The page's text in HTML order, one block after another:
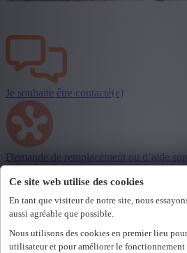
Ce site web utilise des cookies
En tant que visiteur de notre site, nous
aussi agréable que possible.
Nous utilisons des cookies en premier lieu
utilisateur et pour améliorer le fonctionnement
Je souhaite être contacté(e)
Demande de remplacement ou d’aide
Communiquer une absence